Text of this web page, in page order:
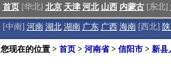
首页[华北] 北京 天津 河北 山西 内蒙古[东北]
[中南] 河南 湖北 湖南 广东 广西 海南[西北]
您现在的位置 > 首页> 河南省> 信阳市> 新县